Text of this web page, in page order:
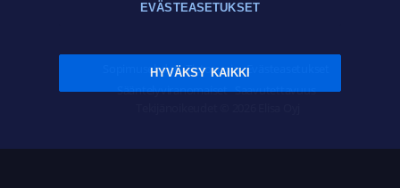
Sopimusehdot Tietosuoja Evästeasetukset
Sääntelyviranomaiset Saavutettavuus
EVÄSTEASETUKSET
HYVÄKSY KAIKKI